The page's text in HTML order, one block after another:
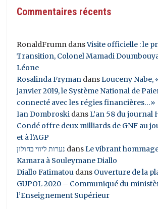
Commentaires récents
RonaldFrumn dansVisite officielle : le
Transition, Colonel Mamadi
Léone
Rosalinda Fryman dansLouceny Nabe,
janvier 2019, le Système National de
connecté avec les régies financières…»
Ian Dombroski dansL’an 58 du journal
Condé offre deux milliards de GNF au
et à l’AGP
נערות ליווי בחולון dansLe vibrant
Kamara à Souleymane Diallo
Diallo Fatimatou dans Ouverture de la
GUPOL 2020 – Communiqué du
l’Enseignement Supérieur